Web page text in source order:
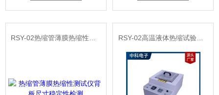
RSY-02热缩管薄膜热缩性测试仪背板尺寸稳定性检测 RSY-02高温液体热缩试验机 热收缩性能测试仪